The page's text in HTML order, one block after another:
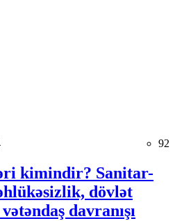
92
kimindir? Sanitar-
dövlət
davranışı